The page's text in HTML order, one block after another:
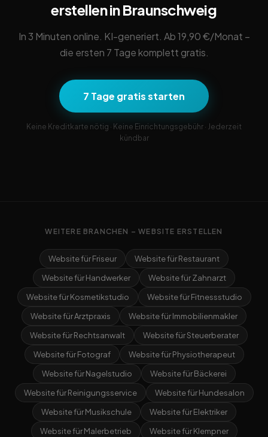
erstellen in Braunschweig
In 3 Minuten online. KI-generiert. Ab 19,90 €/Monat –
die ersten 7 Tage komplett gratis.
7 Tage gratis starten
Keine Kreditkarte nötig · Keine Einrichtungsgebühr · Jederzeit
kündbar
WEITERE BRANCHEN – WEBSITE ERSTELLEN
Website für Friseur
Website für Restaurant
Website für Handwerker
Website für Zahnarzt
Website für Kosmetikstudio
Website für Fitnessstudio
Website für Arztpraxis
Website für Immobilienmakler
Website für Rechtsanwalt
Website für Steuerberater
Website für Fotograf
Website für Physiotherapeut
Website für Nagelstudio
Website für Bäckerei
Website für Reinigungsservice
Website für Hundesalon
Website für Musikschule
Website für Elektriker
Website für Malerbetrieb
Website für Klempner